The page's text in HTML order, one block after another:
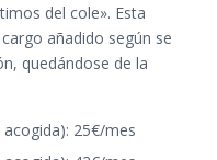
del cole». Esta
añadido según se
quedándose de la
25€/mes